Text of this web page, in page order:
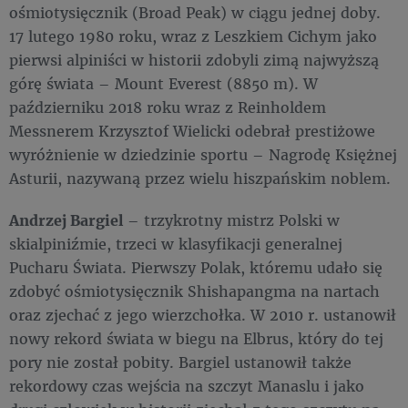
ośmiotysięcznik (Broad Peak) w ciągu jednej doby.
17 lutego 1980 roku, wraz z Leszkiem Cichym jako
pierwsi alpiniści w historii zdobyli zimą najwyższą
górę świata – Mount Everest (8850 m). W
październiku 2018 roku wraz z Reinholdem
Messnerem Krzysztof Wielicki odebrał prestiżowe
wyróżnienie w dziedzinie sportu – Nagrodę Księżnej
Asturii, nazywaną przez wielu hiszpańskim noblem.
Andrzej Bargiel – trzykrotny mistrz Polski w
skialpiniźmie, trzeci w klasyfikacji generalnej
Pucharu Świata. Pierwszy Polak, któremu udało się
zdobyć ośmiotysięcznik Shishapangma na nartach
oraz zjechać z jego wierzchołka. W 2010 r. ustanowił
nowy rekord świata w biegu na Elbrus, który do tej
pory nie został pobity. Bargiel ustanowił także
rekordowy czas wejścia na szczyt Manaslu i jako